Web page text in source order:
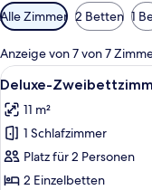
Verfügbare
Filter
für
Zimmer
Alle Zimmer 2 Betten 1
Anzeige von 7 von 7
Alle
Fotos
für
Deluxe-
Zweibettzimmer
anzeigen
8
Deluxe-
11 m²
1 Schlafzimmer
Platz für 2 Personen
2 Einzelbetten